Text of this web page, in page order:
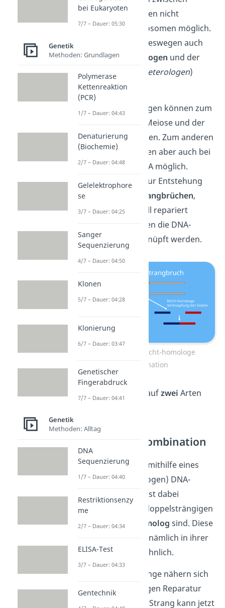
unterschiedlichen, den nicht
homologen, Chromosomen möglich.
Du unterscheidest deswegen auch
zwischen der
homologen und der
nicht homologen
heterologen)
Rekombination.
Diese Neuanordnungen können zum
einen während der Meiose und der
Befruchtung passieren. Zum anderen
sind Rekombinationen aber auch bei
Reparaturen der DNA möglich.
Kommt es nämlich zur Entstehung
von
DNA-Doppelstrangbrüchen,
müssen diese schnell repariert
werden. Dazu müssen die DNA-
Stränge wieder verknüpft werden.
Homologe und nicht-homologe
Rekombination
Das kann eine Zelle aufzwei Arten
Homologe Rekombination
Hier wird der Bruch mithilfe eines
identischen(homologen) DNA-
Stücks repariert. Es ist dabei
essenziell, dass die doppelsträngigen
DNA-Sequenzen
homolog sind. Diese
Abschnitte sind sich nämlich in ihrer
Basenabfolge sehr ähnlich.
Die identischen Stränge nähern sich
nun bei der homologen Reparatur
an. Der beschädigte Strang kann jetzt
bei Eukaryoten
7/7 – Dauer: 05:30
Genetik
Methoden: Grundlagen
Polymerase
Kettenreaktion
(PCR)
1/7 – Dauer: 04:43
Denaturierung
(Biochemie)
2/7 – Dauer: 04:48
Gelelektrophore
se
3/7 – Dauer: 04:25
Sanger
Sequenzierung
4/7 – Dauer: 04:50
Klonen
5/7 – Dauer: 04:28
Klonierung
6/7 – Dauer: 03:47
Genetischer
Fingerabdruck
7/7 – Dauer: 04:41
Genetik
Methoden: Alltag
DNA
Sequenzierung
1/7 – Dauer: 04:40
Restriktionsenzy
me
2/7 – Dauer: 04:34
ELISA-Test
3/7 – Dauer: 04:33
Gentechnik